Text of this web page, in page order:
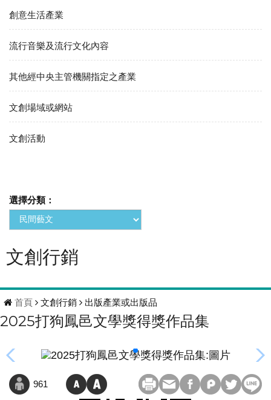
創意生活產業
流行音樂及流行文化內容
其他經中央主管機關指定之產業
文創場域或網站
文創活動
選擇分類：
文創行銷
首頁 文創行銷 出版產業或出版品
2025打狗鳳邑文學獎得獎作品集
961